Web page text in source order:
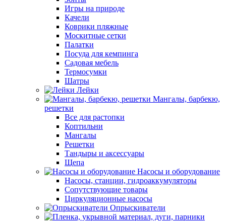
Игры на природе
Качели
Коврики пляжные
Москитные сетки
Палатки
Посуда для кемпинга
Садовая мебель
Термосумки
Шатры
Лейки
Мангалы, барбекю,
решетки
Все для растопки
Коптильни
Мангалы
Решетки
Тандыры и аксессуары
Щепа
Насосы и оборудование
Насосы, станции, гидроаккумуляторы
Сопутствующие товары
Циркуляционные насосы
Опрыскиватели